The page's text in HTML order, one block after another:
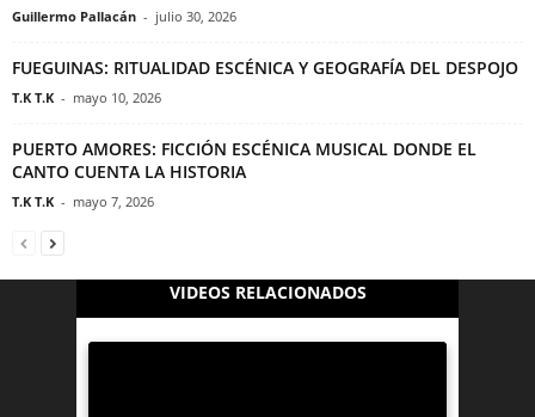
Guillermo Pallacán - julio 30, 2026
FUEGUINAS: RITUALIDAD ESCÉNICA Y GEOGRAFÍA DEL DESPOJO
T.K T.K - mayo 10, 2026
PUERTO AMORES: FICCIÓN ESCÉNICA MUSICAL DONDE EL
CANTO CUENTA LA HISTORIA
T.K T.K - mayo 7, 2026
VIDEOS RELACIONADOS